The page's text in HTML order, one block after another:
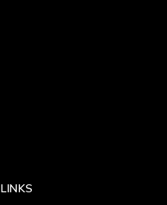
LINKS